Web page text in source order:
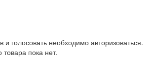
и голосовать необходимо авторизоваться.
пока нет.